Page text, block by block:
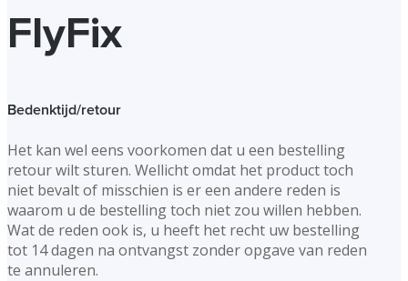
FlyFix
Bedenktijd/retour
Het kan wel eens voorkomen dat u een bestelling
retour wilt sturen. Wellicht omdat het product toch
niet bevalt of misschien is er een andere reden is
waarom u de bestelling toch niet zou willen hebben.
Wat de reden ook is, u heeft het recht uw bestelling
tot 14 dagen na ontvangst zonder opgave van reden
te annuleren.